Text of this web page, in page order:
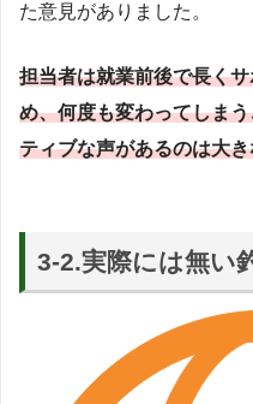
た意見がありました。
担当者は就業前後で長く
め、何度も変わってしま
ティブな声があるのは大
3-2.実際には無い